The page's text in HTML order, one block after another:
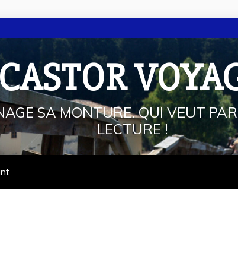
SA MONTURE. QUI VEUT
LECTURE !